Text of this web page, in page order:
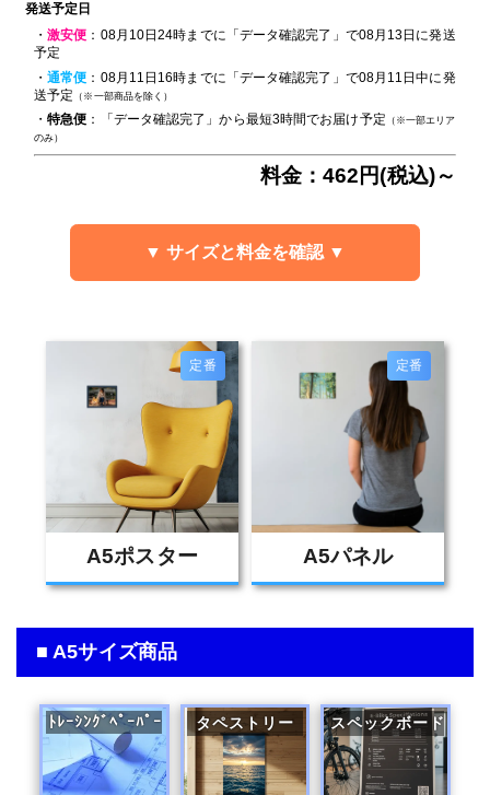
発送予定日
・激安便 ：08月10日24時までに「データ確認完了」で08月13日に発送
予定
・通常便 ：08月11日16時までに「データ確認完了」で08月11日中に発
送予定 （※一部商品を除く）
・特急便 ：「データ確認完了」から最短3時間でお届け予定 （※一部エリア
のみ）
料金：462円(税込)～
▼ サイズと料金を確認 ▼
定番
A5ポスター
定番
A5パネル
■ A5サイズ商品
ﾄﾚｰｼﾝｸﾞﾍﾟｰﾊﾟｰ タペストリー スペックボード